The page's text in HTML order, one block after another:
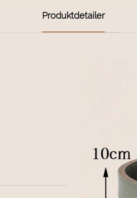
Produktdetailer